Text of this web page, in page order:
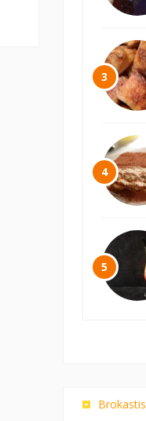
3
4
5
Brokastis